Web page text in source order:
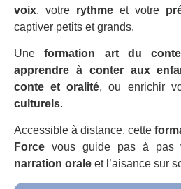
voix, votre rythme et votre
captiver petits et grands.
Uneformation art du conte
apprendre à conter aux
conte et oralité, ou enrichir
culturels.
Accessible à distance, cette
Force vous guide pas à pas
narration orale et l’aisance sur